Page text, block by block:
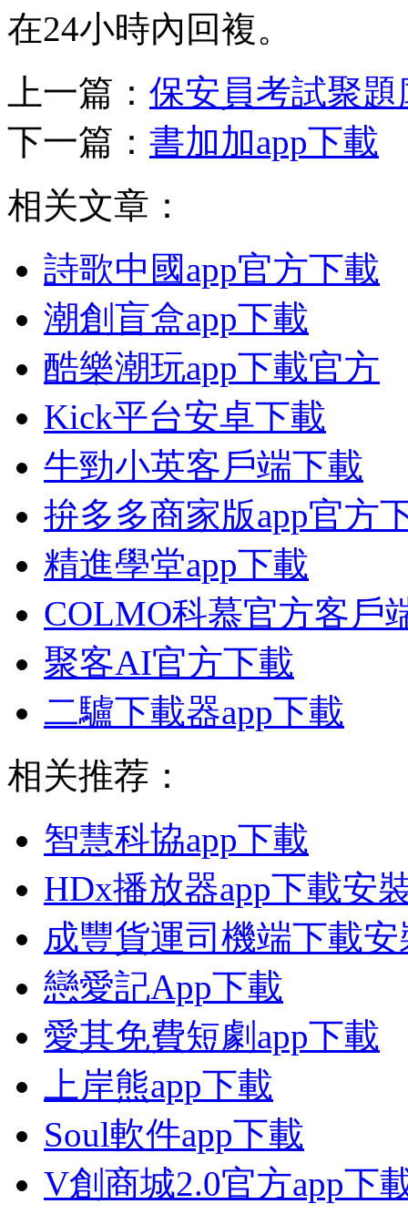
在24小時內回複。
上一篇： 保安員考試聚題
下一篇： 書加加app下載
相关文章：
詩歌中國app官方下載
潮創盲盒app下載
酷樂潮玩app下載官方
Kick平台安卓下載
牛勁小英客戶端下載
拚多多商家版app官方
精進學堂app下載
COLMO科慕官方客戶
聚客AI官方下載
二驢下載器app下載
相关推荐：
智慧科協app下載
HDx播放器app下載安
成豐貨運司機端下載安
戀愛記App下載
愛其免費短劇app下載
上岸熊app下載
Soul軟件app下載
V創商城2.0官方app下